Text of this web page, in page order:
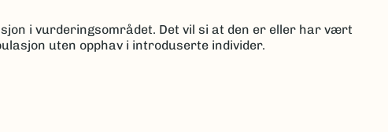
i vurderingsområdet. Det vil si at den er eller har vært
uten opphav i introduserte individer.